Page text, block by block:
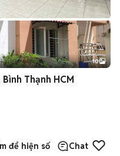
+2
10
Thạnh HCM
để hiện số Chat